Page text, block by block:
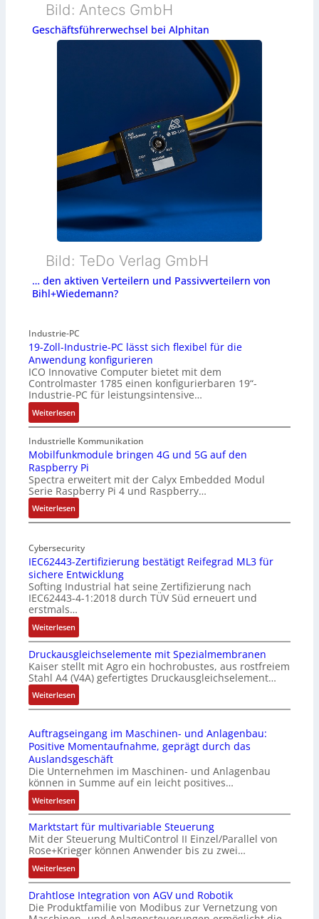
Bild: Antecs GmbH
Geschäftsführerwechsel bei Alphitan
Bild: TeDo Verlag GmbH
… den aktiven Verteilern und Passivverteilern von
Bihl+Wiedemann?
Industrie-PC
19-Zoll-Industrie-PC lässt sich flexibel für die
Anwendung konfigurieren
ICO Innovative Computer bietet mit dem
Controlmaster 1785 einen konfigurierbaren 19“-
Industrie-PC für leistungsintensive…
Weiterlesen:
1
9
-
Z
o
l
l
-
n
d
u
s
t
r
i
e
-
P
C
l
ä
s
t
s
i
c
h
f
l
e
x
i
b
e
l
Industrielle Kommunikation
Mobilfunkmodule bringen 4G und 5G auf den
Raspberry Pi
Spectra erweitert mit der Calyx Embedded Modul
Serie Raspberry Pi 4 und Raspberry…
Weiterlesen:
M
b
i
l
f
u
n
k
m
o
d
u
l
e
r
i
n
g
e
n
G
u
n
d
5
G
a
Cybersecurity
IEC62443-Zertifizierung bestätigt Reifegrad ML3 für
sichere Entwicklung
Softing Industrial hat seine Zertifizierung nach
IEC62443-4-1:2018 durch TÜV Süd erneuert und
erstmals…
Weiterlesen:
I
E
6
2
4
3
-
Z
e
r
t
i
f
i
z
i
e
u
Druckausgleichselemente mit Spezialmembranen
Kaiser stellt mit Agro ein hochrobustes, aus rostfreiem
Stahl A4 (V4A) gefertigtes Druckausgleichselement…
Weiterlesen:
D
u
c
k
a
u
s
g
l
e
i
c
h
e
Auftragseingang im Maschinen- und Anlagenbau:
Positive Momentaufnahme, geprägt durch das
Auslandsgeschäft
Die Unternehmen im Maschinen- und Anlagenbau
können in Summe auf ein leicht positives…
Weiterlesen:
A
u
f
t
r
a
g
s
Marktstart für multivariable Steuerung
Mit der Steuerung MultiControl II Einzel/Parallel von
Rose+Krieger können Anwender bis zu zwei…
Weiterlesen:
M
a
r
Drahtlose Integration von AGV und Robotik
Die Produktfamilie von Modibus zur Vernetzung von